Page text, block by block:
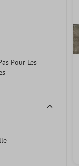
Pour Les